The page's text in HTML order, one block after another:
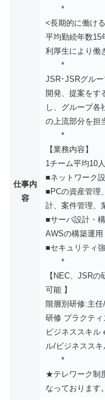
仕事内
容
*
<長期的に働け
平均勤続年数15
利厚生により働
*
JSR･JSRグル
開発、提案をす
し、グループ各
の上流部分を担
*
【業務内容】
1チーム平均10
■ネットワーク
■PCの資産管理
計、案件管理、
■サーバ設計・
AWSの構築運用
■セキュリティ
*
【NEC、JSR
可能 】
階層別研修:主
研修 プラクテ
ビジネススキル
ル/ビジネススキ
*
★テレワーク制
なっております